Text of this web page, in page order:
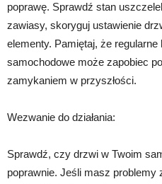
poprawę. Sprawdź stan
zawiasy, skoryguj ustawienie
elementy. Pamiętaj, że
samochodowe może zapobiec
zamykaniem w przyszłości.
Wezwanie do działania:
Sprawdź, czy drzwi w Twoim
poprawnie. Jeśli masz problemy